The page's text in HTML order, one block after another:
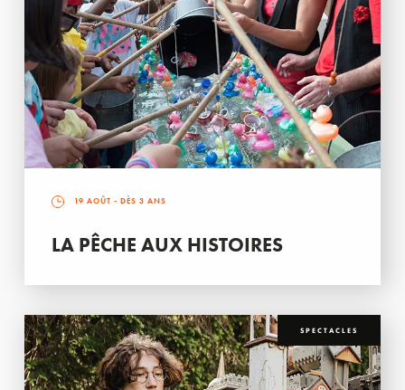
19 AOÛT - DÈS 3 ANS
LA PÊCHE AUX HISTOIRES
SPECTACLES